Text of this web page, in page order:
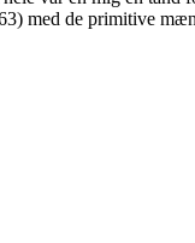
med de primitive